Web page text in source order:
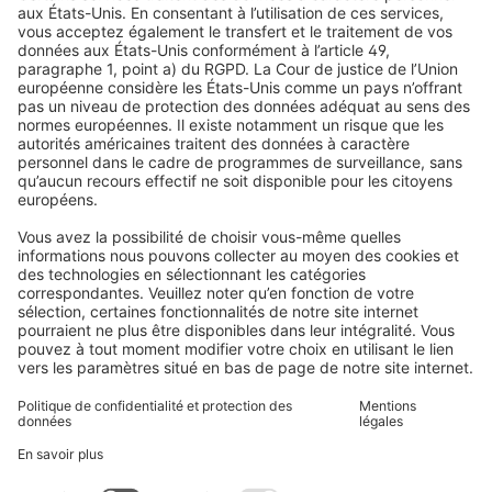
Volets roulants
Moteurs pour volets roulants
Moustiquaires
Stores bannes
Maison connectée
Électronique et radio
Droit de rétractation
Newsletter
Délais de livraison et expédition
Modes de paiement
Conditions des bons d'achat
Consignes de sécurité
Enregistrements
Informations obligatoires pour les consommateurs
Pourquoi choisir Domondo ?
Ce que disent nos clients
Avis
Modes de paiement
Partenaires d'expédition
Politique de confidentialité et protection des données
Informations sur l’élimination des piles et équipements